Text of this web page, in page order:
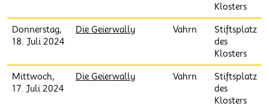
Klosters
Donnerstag,
18. Juli 2024
Die Geierwally Vahrn
Stiftsplatz
des
Klosters
Mittwoch,
17. Juli 2024
Die Geierwally Vahrn
Stiftsplatz
des
Klosters